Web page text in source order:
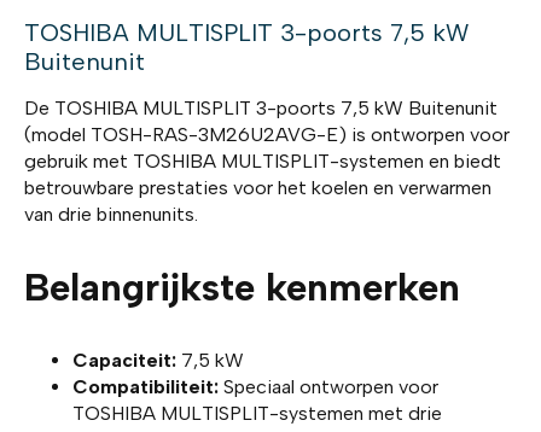
TOSHIBA MULTISPLIT 3-poorts 7,5 kW
Buitenunit
De TOSHIBA MULTISPLIT 3-poorts 7,5 kW Buitenunit
(model TOSH-RAS-3M26U2AVG-E) is ontworpen voor
gebruik met TOSHIBA MULTISPLIT-systemen en biedt
betrouwbare prestaties voor het koelen en verwarmen
van drie binnenunits.
Belangrijkste kenmerken
Capaciteit: 7,5 kW
Compatibiliteit: Speciaal ontworpen voor
TOSHIBA MULTISPLIT-systemen met drie